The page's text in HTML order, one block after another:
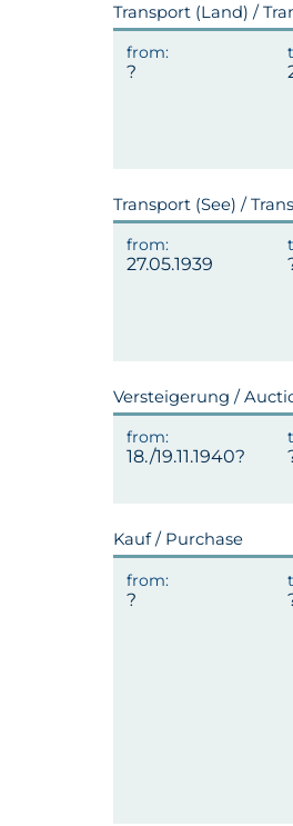
Transport (Land) /
Transport (See) /
27.05.1939
Versteigerung /
18./19.11.1940?
Kauf / Purchase